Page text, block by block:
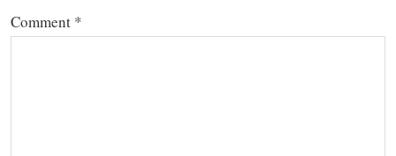
Comment *